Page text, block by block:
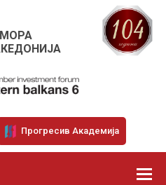
Прогресив Академија